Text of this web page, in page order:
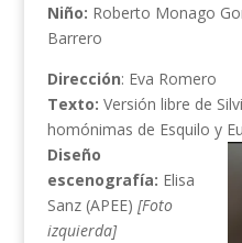
Niño: Roberto Monago
Barrero
Dirección: Eva Romero
Texto: Versión libre de
homónimas de Esquilo y
Diseño
escenografía: Elisa
Sanz (APEE) [Foto
izquierda]